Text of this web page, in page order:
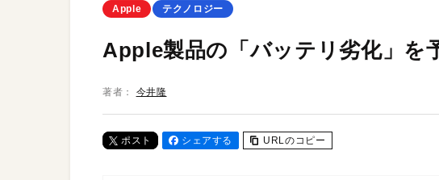
Apple テクノロジー
Apple製品の「バッテリ劣化」を
著者： 今井隆
ポスト シェアする URLのコピー